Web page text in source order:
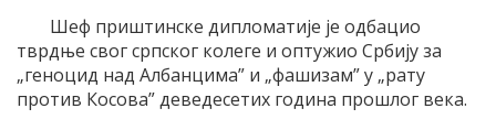
Шеф приштинске дипломатије је одбацио
тврдње свог српског колеге и оптужио Србију за
„геноцид над Албанцима” и „фашизам” у „рату
против Косова” деведесетих година прошлог века.